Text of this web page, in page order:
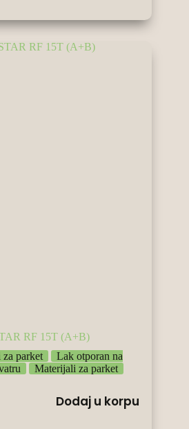
RF 15T (A+B)
parket
Lak otporan na
Materijali za parket
Dodaj u korpu